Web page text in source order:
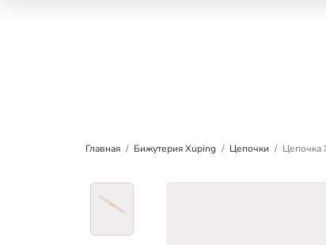
Главная Бижутерия Xuping Цепочки Цепочка